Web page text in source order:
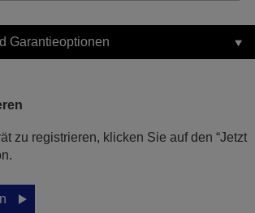
Garantieoptionen
zu registrieren, klicken Sie auf den “Jetzt